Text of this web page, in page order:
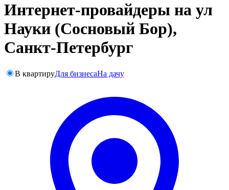
Интернет-провайдеры на ул
Науки (Сосновый Бор),
Санкт-Петербург
В квартируДля бизнесаНа дачу